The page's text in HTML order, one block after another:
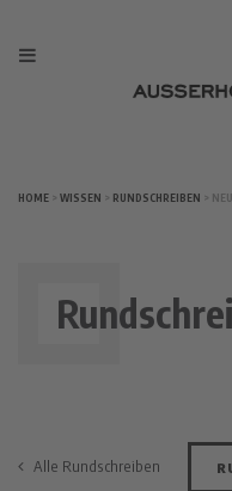
HOME > WISSEN > RUNDSCHREIBEN >
Alle Rundschreiben